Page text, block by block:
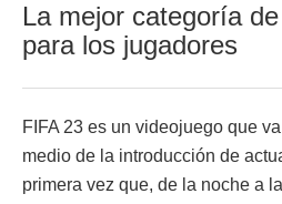
La mejor categoría
para los jugadores
FIFA 23 es un videojuego que
medio de la introducción de
primera vez que, de la noche a